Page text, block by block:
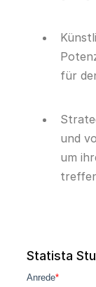
für
und
um
Statista